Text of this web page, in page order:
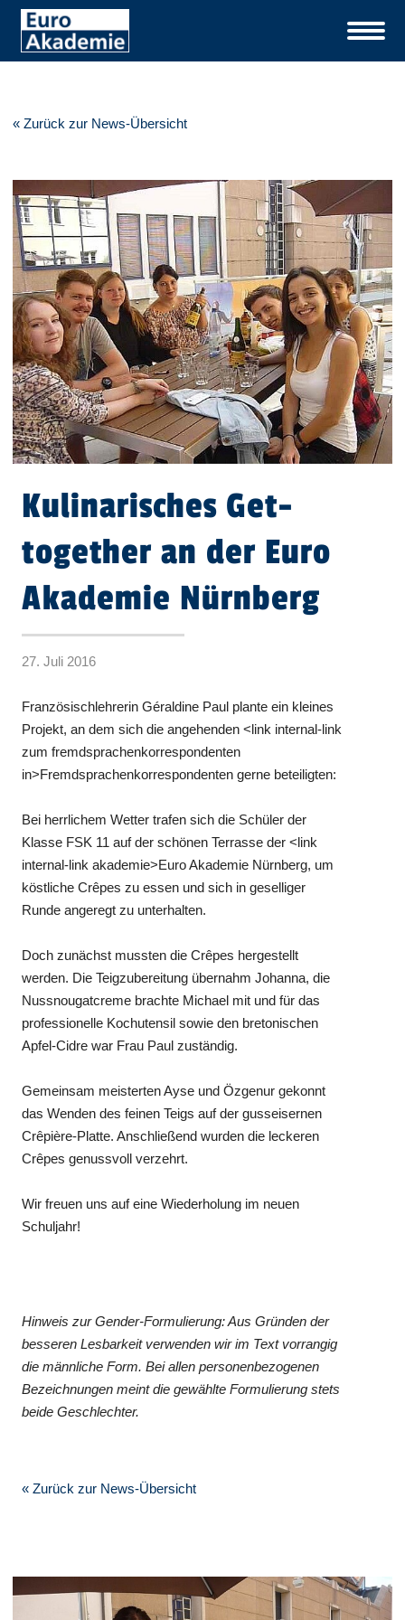
« Zurück zur News-Übersicht
Kulinarisches Get-
together an der Euro
Akademie Nürnberg
27. Juli 2016
Französischlehrerin Géraldine Paul plante ein kleines
Projekt, an dem sich die angehenden <link internal-link
zum fremdsprachenkorrespondenten
in>Fremdsprachenkorrespondenten gerne beteiligten:
Bei herrlichem Wetter trafen sich die Schüler der
Klasse FSK 11 auf der schönen Terrasse der <link
internal-link akademie>Euro Akademie Nürnberg, um
köstliche Crêpes zu essen und sich in geselliger
Runde angeregt zu unterhalten.
Doch zunächst mussten die Crêpes hergestellt
werden. Die Teigzubereitung übernahm Johanna, die
Nussnougatcreme brachte Michael mit und für das
professionelle Kochutensil sowie den bretonischen
Apfel-Cidre war Frau Paul zuständig.
Gemeinsam meisterten Ayse und Özgenur gekonnt
das Wenden des feinen Teigs auf der gusseisernen
Crêpière-Platte. Anschließend wurden die leckeren
Crêpes genussvoll verzehrt.
Wir freuen uns auf eine Wiederholung im neuen
Schuljahr!
Hinweis zur Gender-Formulierung: Aus Gründen der
besseren Lesbarkeit verwenden wir im Text vorrangig
die männliche Form. Bei allen personenbezogenen
Bezeichnungen meint die gewählte Formulierung stets
beide Geschlechter.
« Zurück zur News-Übersicht